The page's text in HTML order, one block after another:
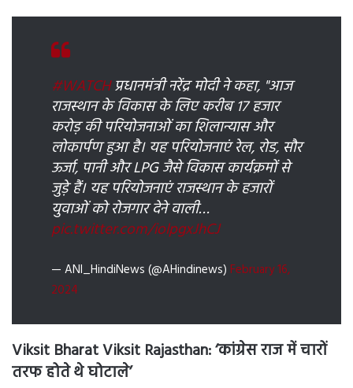
#WATCHप्रधानमंत्री नरेंद्र मोदी ने कहा, "आज
राजस्थान के विकास के लिए करीब 17 हजार
करोड़ की परियोजनाओं का शिलान्यास और
लोकार्पण हुआ है। यह परियोजनाएं रेल, रोड, सौर
ऊर्जा, पानी और LPG जैसे विकास कार्यक्रमों से
जुड़े हैं। यह परियोजनाएं राजस्थान के हजारों
युवाओं को रोजगार देने वाली…
pic.twitter.com/iolpgxJhCJ
— ANI_HindiNews (@AHindinews) February 16,
2024
Viksit Bharat Viksit Rajasthan: ‘कांग्रेस राज में चारों
तरफ होते थे घोटाले’